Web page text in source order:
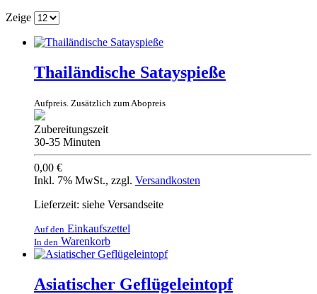
Zeige
Thailändische Satayspieße
Aufpreis. Zusätzlich zum Abopreis
Zubereitungszeit
30-35 Minuten
0,00 €
Inkl. 7% MwSt., zzgl. Versandkosten
Lieferzeit: siehe Versandseite
Auf den Einkaufszettel
In den Warenkorb
Asiatischer Geflügeleintopf